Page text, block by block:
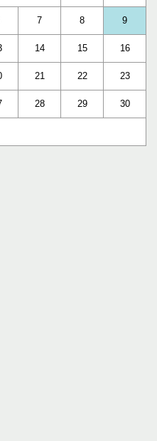
7 8 9
14 15 16
21 22 23
28 29 30